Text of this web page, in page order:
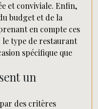
et conviviale. Enfin,
budget et de la
en compte ces
type de restaurant
spécifique que
un
des critères